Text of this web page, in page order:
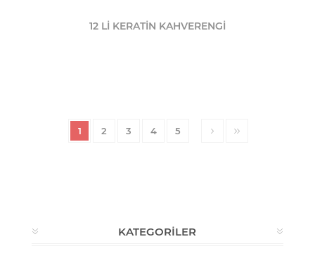
12 Lİ KERATİN KAHVERENGİ
1 2 3 4 5
KATEGORILER